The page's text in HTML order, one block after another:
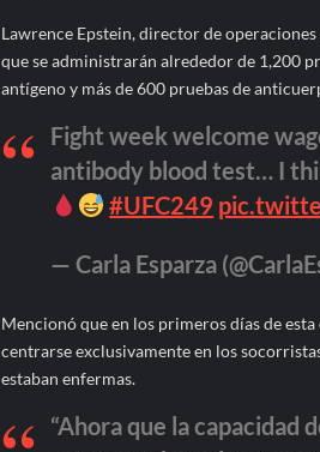
Lawrence Epstein, director de
que se administrarán alrededor de 1,200
antígeno y más de 600 pruebas de
Fight week welcome
antibody blood test… I
#UFC249
— Carla Esparza
Mencionó que en los primeros días de
centrarse exclusivamente en los
estaban enfermas.
“Ahora que la capacidad